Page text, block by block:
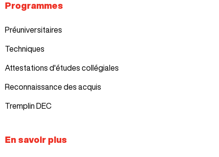
Programmes
Préuniversitaires
Techniques
Attestations d'études collégiales
Reconnaissance des acquis
Tremplin DEC
En savoir plus